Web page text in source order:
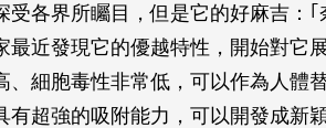
受各界所矚目，但是它的好麻吉：
最近發現它的優越特性，開始對它
、細胞毒性非常低，可以作為人體
有超強的吸附能力，可以開發成新